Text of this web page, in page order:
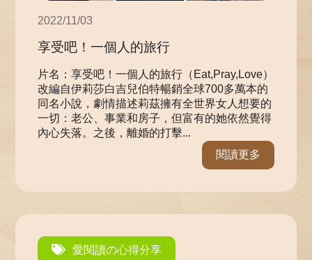
2022/11/03
享受吧！一個人的旅行
片名：享受吧！一個人的旅行（Eat,Pray,Love）
改編自伊莉莎白吉兒伯特暢銷全球700多萬本的
同名小說，劇情描述莉茲擁有全世界女人想要的
一切：老公、事業和房子，但富有的她依然覺得
內心失落。之後，離婚的打擊...
閱讀更多
愛閱讀の心得分享